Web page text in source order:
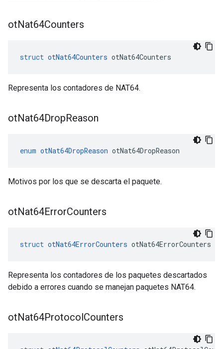
otNat64Counters
struct otNat64Counters otNat64Counters
Representa los contadores de NAT64.
otNat64DropReason
enum otNat64DropReason otNat64DropReason
Motivos por los que se descarta el paquete.
otNat64ErrorCounters
struct otNat64ErrorCounters otNat64ErrorCounters
Representa los contadores de los paquetes descartados
debido a errores cuando se manejan paquetes NAT64.
otNat64ProtocolCounters